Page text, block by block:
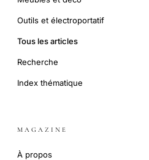
Outils et électroportatif
Tous les articles
Recherche
Index thématique
MAGAZINE
À propos